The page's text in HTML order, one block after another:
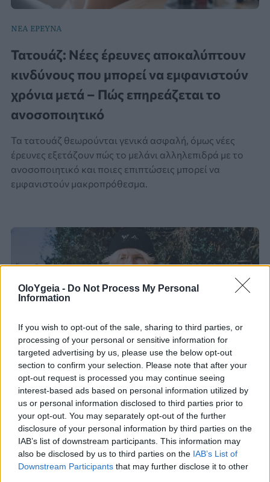
OloYgeia - Do Not Process My Personal
Information
If you wish to opt-out of the sale, sharing to third parties, or
processing of your personal or sensitive information for
targeted advertising by us, please use the below opt-out
section to confirm your selection. Please note that after your
opt-out request is processed you may continue seeing
interest-based ads based on personal information utilized by
us or personal information disclosed to third parties prior to
your opt-out. You may separately opt-out of the further
disclosure of your personal information by third parties on the
IAB’s list of downstream participants. This information may
also be disclosed by us to third parties on the IAB’s List of
Downstream Participants that may further disclose it to other
ΝΕΑ ΕΡΕΥΝΑ
Τατουάζ: Νέες έρευνες αποκαλύπτουν
κινδύνους που μπορεί να εμφανιστούν
χρόνια μετά – Πώς επηρεάζεται το
ανοσοποιητικό
Τα τατουάζ θεωρούνται γενικά ασφαλή, όμως νέες
έρευνες εξετάζουν πώς το μελάνι αλληλεπιδρά με το
ανοσοποιητικό και ποιες επιπτώσεις μπορεί να
εμφανιστούν μακροπρόθεσμα.
ΠΡΟΣΩΠΙΚΗ ΜΑΡΤΥΡΙΑ
Machine Gun Kelly: Το τεράστιο τατουάζ
που άφησε τον γνωστό ράπερ σχεδόν